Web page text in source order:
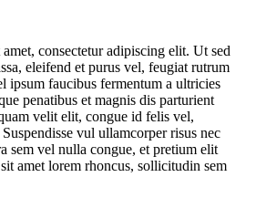
consectetur adipiscing elit. Ut sed
eleifend et purus vel, feugiat rutrum
ipsum faucibus fermentum a ultricies
penatibus et magnis dis parturient
velit elit, congue id felis vel,
vul ullamcorper risus nec
sem vel nulla congue, et pretium elit
amet lorem rhoncus, sollicitudin sem